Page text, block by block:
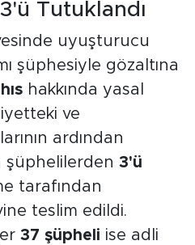
Tutuklandı
uyuşturucu
şüphesiyle gözaltına
hakkında yasal
ve
ardından
şüphelilerden 3'ü
tarafından
teslim edildi.
37 şüpheli ise adli